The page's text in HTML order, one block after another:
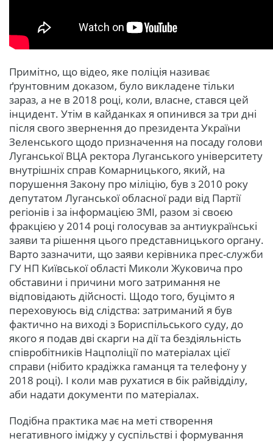
Примітно, що відео, яке поліція називає
ґрунтовним доказом, було викладене тільки
зараз, а не в 2018 році, коли, власне, стався цей
інцидент. Утім в кайданках я опинився за три дні
після свого звернення до президента України
Зеленського щодо призначення на посаду голови
Луганської ВЦА ректора Луганського університету
внутрішніх справ Комарницького, який, на
порушення Закону про міліцію, був з 2010 року
депутатом Луганської обласної ради від Партії
регіонів і за інформацією ЗМІ, разом зі своєю
фракцією у 2014 році голосував за антиукраїнські
заяви та рішення цього представницького органу.
Варто зазначити, що заяви керівника прес-служби
ГУ НП Київської області Миколи Жуковича про
обставини і причини мого затримання не
відповідають дійсності. Щодо того, буцімто я
переховуюсь від слідства: затриманий я був
фактично на виході з Бориспільського суду, до
якого я подав дві скарги на дії та бездіяльність
співробітників Нацполіції по матеріалах цієї
справи (нібито крадіжка гаманця та телефону у
2018 році). І коли мав рухатися в бік райвідділу,
аби надати документи по матеріалах.
Подібна практика має на меті створення
негативного іміджу у суспільстві і формування